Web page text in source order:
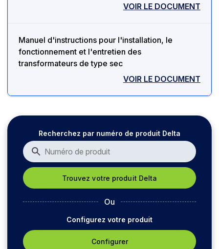
VOIR LE DOCUMENT
Manuel d'instructions pour l'installation, le
fonctionnement et l'entretien des
transformateurs de type sec
VOIR LE DOCUMENT
Recherchez par numéro de produit Delta
Ou
Configurez votre produit
Configurer